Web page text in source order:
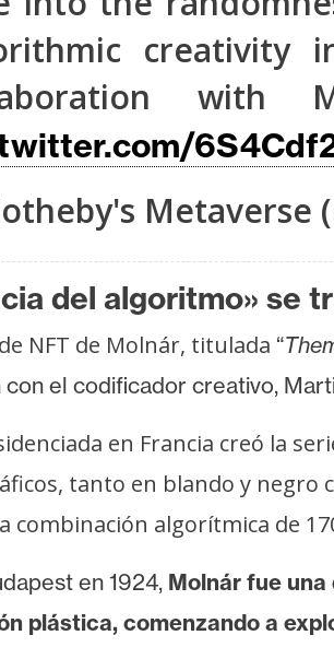
creativity
Metaverse
del algoritmo» se
NFT de Molnár, titulada “
el codificador creativo,
en Francia creó la
tanto en blando y negro
combinación algorítmica de
en 1924, Molnár fue
plástica, comenzando a